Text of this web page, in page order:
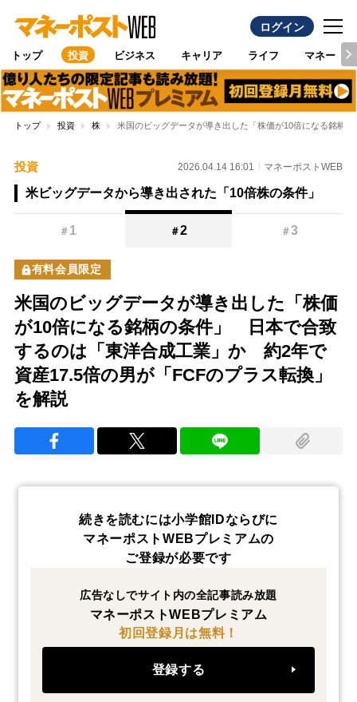
ログイン
トップ 投資 ビジネス キャリア ライフ マネー
トップ 投資 株 米国のビッグデータが導き出した「株価が10倍になる銘
投資 2026.04.14 16:01 マネーポストWEB
米ビッグデータから導き出された「10倍株の条件」
＃ 1 ＃2 ＃3
有料会員限定
米国のビッグデータが導き出した「株価
が10倍になる銘柄の条件」 日本で合致
するのは「東洋合成工業」か 約2年で
資産17.5倍の男が「FCFのプラス転換」
を解説
続きを読むには小学館IDならびに
マネーポストWEBプレミアムの
ご登録が必要です
広告なしでサイト内の全記事読み放題
マネーポストWEBプレミアム
初回登録月は無料！
登録する